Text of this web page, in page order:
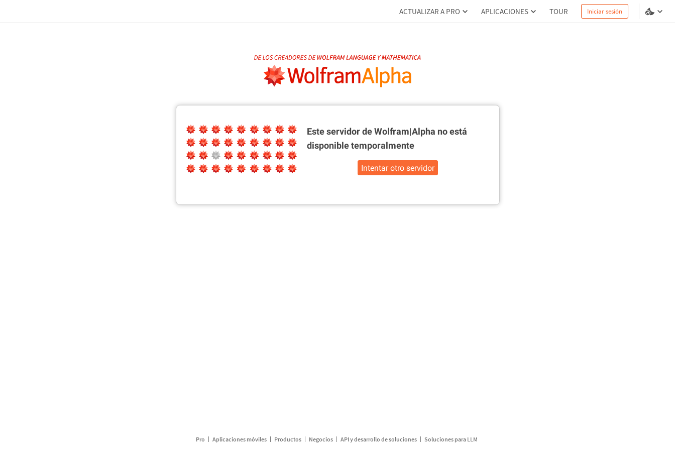
ACTUALIZAR A PRO APLICACIONES TOUR Iniciar sesión
Este servidor de Wolfram|Alpha no está
disponible temporalmente
Intentar otro servidor
Pro Aplicaciones móviles Productos Negocios API y desarrollo de soluciones Soluciones para LLM